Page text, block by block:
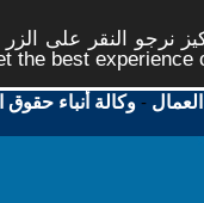
نرجو النقر على
the best experience
العمال -وكالة أنباء حقوق